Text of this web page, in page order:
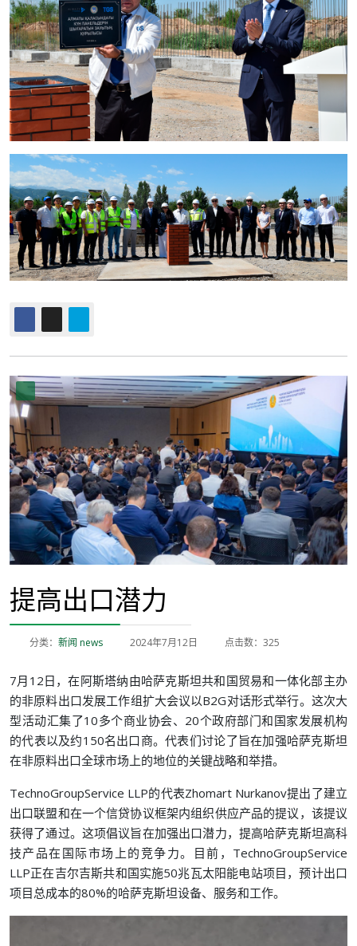
提高出口潜力
分类： 新闻 news 2024年7月12日 点击数：325
7月12日，在阿斯塔纳由哈萨克斯坦共和国贸易和一体化部主办
的非原料出口发展工作组扩大会议以B2G对话形式举行。这次大
型活动汇集了10多个商业协会、20个政府部门和国家发展机构
的代表以及约150名出口商。代表们讨论了旨在加强哈萨克斯坦
在非原料出口全球市场上的地位的关键战略和举措。
TechnoGroupService LLP的代表Zhomart Nurkanov提出了建立
出口联盟和在一个信贷协议框架内组织供应产品的提议，该提议
获得了通过。这项倡议旨在加强出口潜力，提高哈萨克斯坦高科
技产品在国际市场上的竞争力。目前，TechnoGroupService
LLP正在吉尔吉斯共和国实施50兆瓦太阳能电站项目，预计出口
项目总成本的80%的哈萨克斯坦设备、服务和工作。